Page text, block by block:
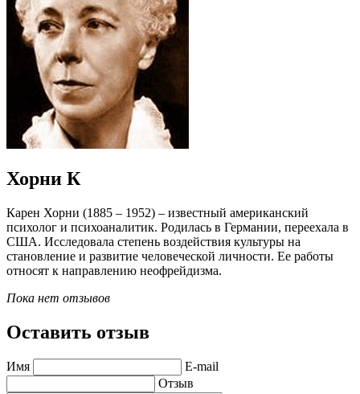
Хорни К
Карен Хорни (1885 – 1952) – известный американский
психолог и психоаналитик. Родилась в Германии, переехала в
США. Исследовала степень воздействия культуры на
становление и развитие человеческой личности. Ее работы
относят к направлению неофрейдизма.
Пока нет отзывов
Оставить отзыв
Имя
E-mail
Отзыв